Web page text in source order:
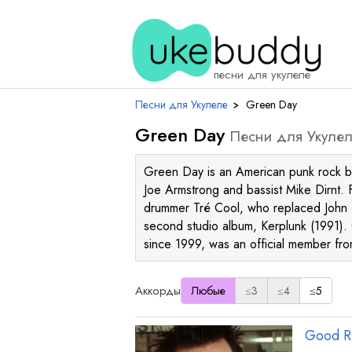
песни для укулеле
Песни для Укулеле › Green Day
Green Day Песни для
Green Day is an American punk rock
Joe Armstrong and bassist Mike
drummer Tré Cool, who replaced
second studio album, Kerplunk
since 1999, was an official member
Аккорды Любые ≤3 ≤4 ≤5
Good